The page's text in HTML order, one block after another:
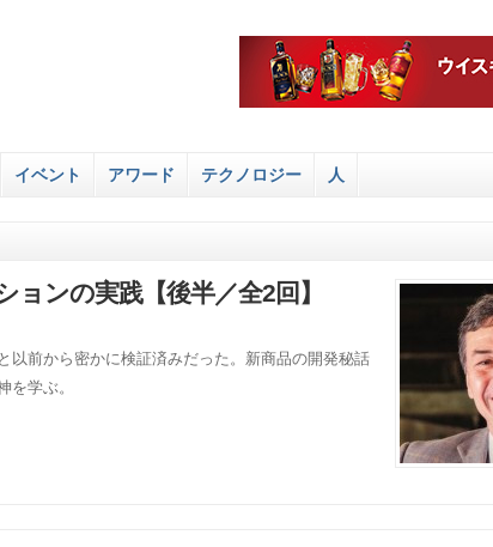
イベント アワード テクノロジー 人
ンの実践【後半／全2回】
以前から密かに検証済みだった。新商品の開発秘話
を学ぶ。